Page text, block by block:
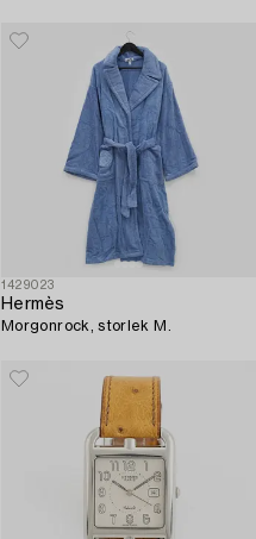
1429023
Hermès
Morgonrock, storlek M.